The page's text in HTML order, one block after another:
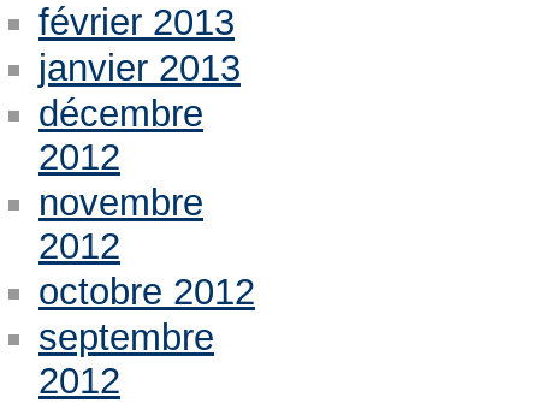
février 2013
janvier 2013
décembre
2012
novembre
2012
octobre 2012
septembre
2012